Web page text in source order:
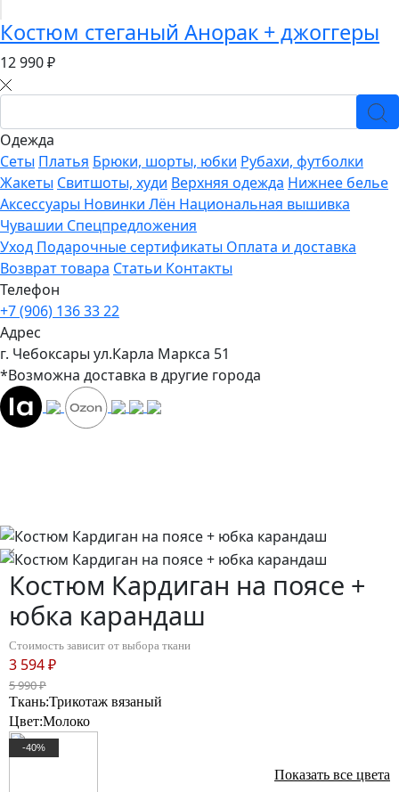
Костюм стеганый Анорак + джоггеры
12 990 ₽
Одежда
Сеты Платья Брюки, шорты, юбки Рубахи, футболки
Жакеты Свитшоты, худи Верхняя одежда Нижнее белье
Аксессуары Новинки Лён Национальная вышивка
Чувашии Спецпредложения
Уход Подарочные сертификаты Оплата и доставка
Возврат товара Статьи Контакты
Телефон
+7 (906) 136 33 22
Адрес
г. Чебоксары ул.Карла Маркса 51
*Возможна доставка в другие города
Костюм Кардиган на поясе +
юбка карандаш
Стоимость зависит от выбора ткани
3 594 ₽
5 990 ₽
Ткань:Трикотаж вязаный
Цвет:Молоко
-40%
Показать все цвета